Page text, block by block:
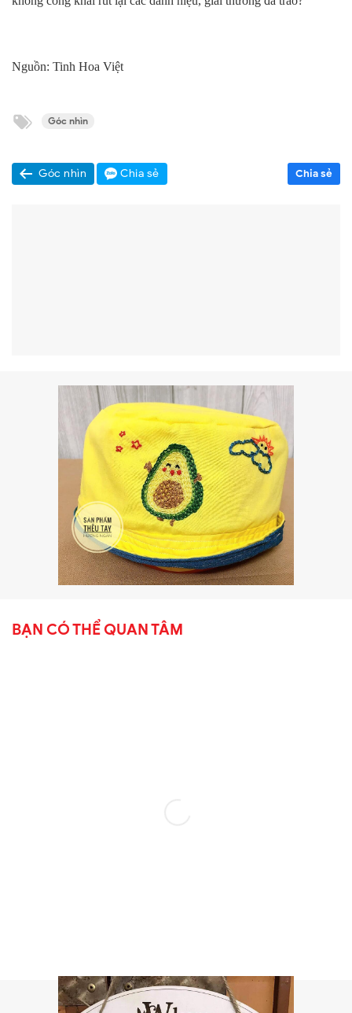
Nguồn: Tinh Hoa Việt
Góc nhìn
Góc nhìn Chia sẻ Chia sẻ
BẠN CÓ THỂ QUAN TÂM